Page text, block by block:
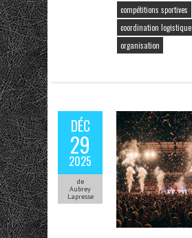
compétitions sportives
coordination logistique
organisation
DÉC
29
2025
de
Aubrey
Lapresse